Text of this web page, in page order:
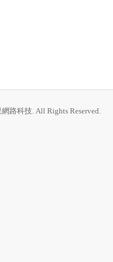
路科技. All Rights Reserved.